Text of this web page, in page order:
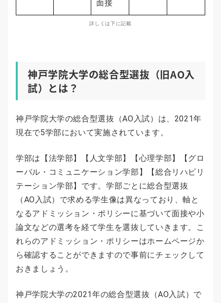
面接
詳しくは下に記載
神戸学院大学の総合型選抜（旧AO入
試）とは？
神戸学院大学の総合型選抜（AO入試）は、2021年
現在で5学部において実施されています。
学部は【法学部】【人文学部】【心理学部】【グロ
ーバル・コミュニケーション学部】【総合リハビリ
テーション学部】です。学部ごとに総合型選抜
（AO入試）で求める学生像は異なっており、軸と
なるアドミッション・ポリシーに基づいて面接や小
論文などの選考を経て学生を選抜していきます。こ
れらのアドミッション・ポリシーはホームページか
ら確認することができますので事前にチェックして
おきましょう。
神戸学院大学の2021年の総合型選抜（AO入試）で